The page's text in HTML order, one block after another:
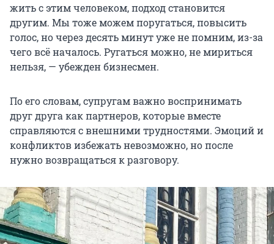
жить с этим человеком, подход становится
другим. Мы тоже можем поругаться, повысить
голос, но через десять минут уже не помним, из-за
чего всё началось. Ругаться можно, не мириться
нельзя, — убежден бизнесмен.
По его словам, супругам важно воспринимать
друг друга как партнеров, которые вместе
справляются с внешними трудностями. Эмоций и
конфликтов избежать невозможно, но после
нужно возвращаться к разговору.